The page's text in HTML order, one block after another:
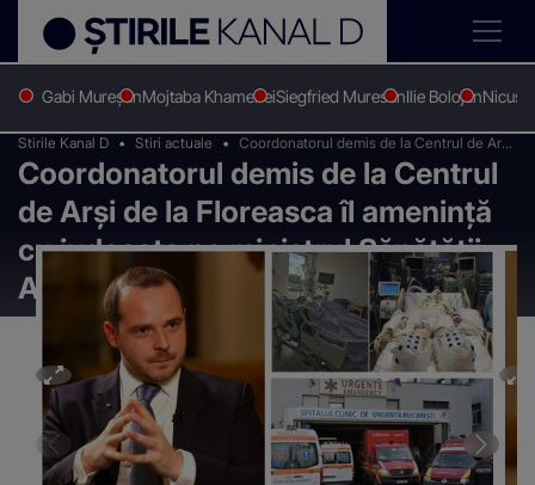
Gabi MureșanMojtaba KhameneiSiegfried MuresanIlie Bolojan
Stirile Kanal D Stiri actuale
Coordonatorul demis de la Centrul de Arși
de la Floreasca îl amenință cu judecata pe
ministrul Sănătății, Alexandru Rogobete
Coordonatorul demis de la Centrul
de Arși de la Floreasca îl amenință
cu judecata pe ministrul Sănătății,
Alexandru Rogobete